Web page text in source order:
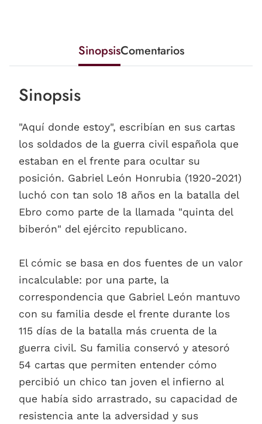
SinopsisComentarios
Sinopsis
"Aquí donde estoy", escribían en sus cartas
los soldados de la guerra civil española que
estaban en el frente para ocultar su
posición. Gabriel León Honrubia (1920-2021)
luchó con tan solo 18 años en la batalla del
Ebro como parte de la llamada "quinta del
biberón" del ejército republicano.
El cómic se basa en dos fuentes de un valor
incalculable: por una parte, la
correspondencia que Gabriel León mantuvo
con su familia desde el frente durante los
115 días de la batalla más cruenta de la
guerra civil. Su familia conservó y atesoró
54 cartas que permiten entender cómo
percibió un chico tan joven el infierno al
que había sido arrastrado, su capacidad de
resistencia ante la adversidad y sus